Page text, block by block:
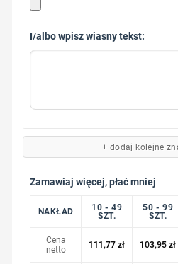
I/albo wpisz wiasny tekst:
+ dodaj kolejne
Zamawiaj więcej, płać mniej
NAKŁAD
10 - 49
SZT.
50 - 99
SZT.
Cena
netto
111,77zł 103,95zł